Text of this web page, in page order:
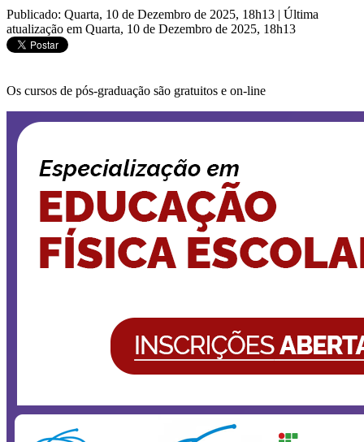
Publicado: Quarta, 10 de Dezembro de 2025, 18h13 | Última
atualização em Quarta, 10 de Dezembro de 2025, 18h13
Os cursos de pós-graduação são gratuitos e on-line